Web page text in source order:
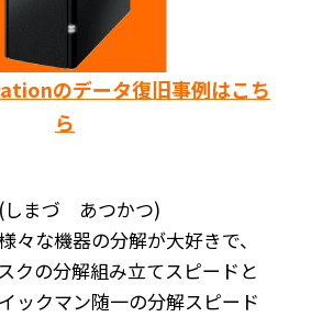
のデータ復旧事例はこち
ら
まづ あつかつ)
々な機器の分解が大好きで、
クの分解組み立てスピードと
ックマン随一の分解スピード